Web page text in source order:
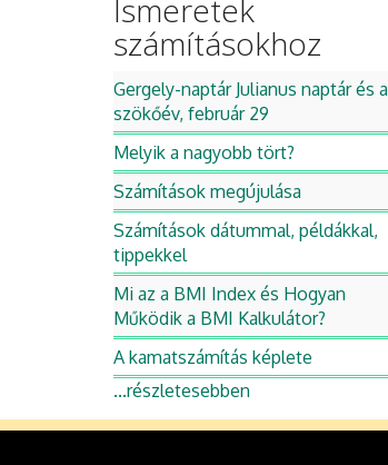
Ismeretek
számításokhoz
Gergely-naptár Julianus naptár és a
szökőév, február 29
Melyik a nagyobb tört?
Számítások megújulása
Számítások dátummal, példákkal,
tippekkel
Mi az a BMI Index és Hogyan
Működik a BMI Kalkulátor?
A kamatszámítás képlete
...részletesebben